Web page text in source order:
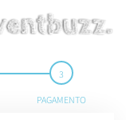
PAGAMENTO